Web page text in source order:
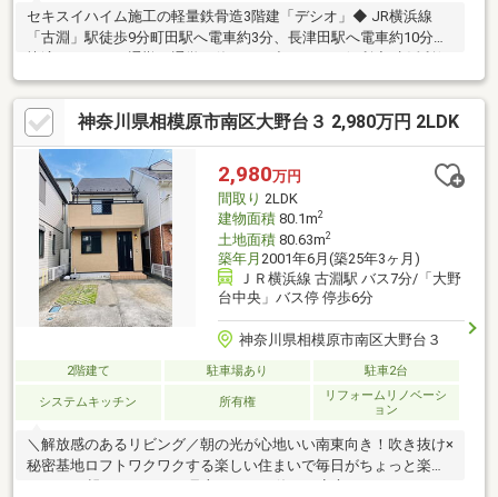
セキスイハイム施工の軽量鉄骨造3階建「デシオ」◆ JR横浜線
「古淵」駅徒歩9分町田駅へ電車約3分、長津田駅へ電車約10分の
性の高い住環境大型スーパーやショッピングモール・公共施設な
どが揃い、お買い物や子育てにも大変便利◆ 収納充実の住まい
WIC2か所＋納戸2か所を確保し住空間すっきり。ホームエレベー
ター付きで将来も安心◆ 快適な室内環境24時間換気システムで温
度差を抑え、快適な暮らしを実現◆ 高断熱・高防犯仕様防犯性能
の高い合わせガラスを採用（設備小窓を除く）◆ 大切な車を雨風
や紫外線から守るビルトインガレージ
神奈川県相模原市南区大野台３ 2,980万円 2LDK
2,980万円
間取り 2LDK
建物面積80.1m2
土地面積80.63m2
築年月 2001年6月(築25年3ヶ月)
ＪＲ横浜線 古淵駅 バス7分/「大野
台中央」バス停 停歩6分
神奈川県相模原市南区大野台３
2階建て 駐車場あり 駐車2台
システムキッチン 所有権
リフォームリノベーシ
ョン
＼解放感のあるリビング／朝の光が心地いい南東向き！吹き抜け×
秘密基地ロフトワクワクする楽しい住まいで毎日がちょっと楽し